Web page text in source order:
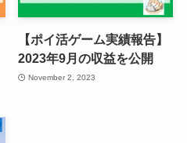
【ポイ活ゲーム実績報告】
2023年9月の収益を公開
November 2, 2023